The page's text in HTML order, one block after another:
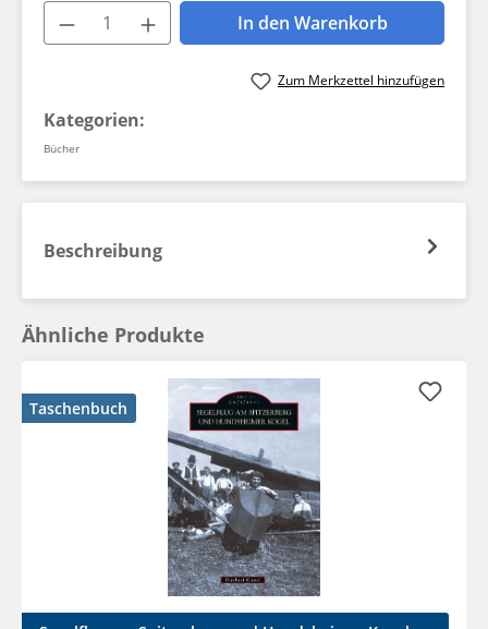
Produkt Anzahl: Gib den
In den Warenkorb
Zum Merkzettel hinzufügen
Kategorien:
Bücher
Beschreibung
Ähnliche Produkte
Taschenbuch